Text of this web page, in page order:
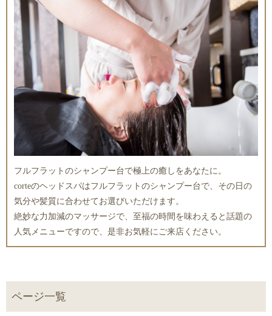
フルフラットのシャンプー台で極上の癒しをあなたに。
corteのヘッドスパはフルフラットのシャンプー台で、その日の
気分や髪質に合わせてお選びいただけます。
絶妙な力加減のマッサージで、至福の時間を味わえると話題の
人気メニューですので、是非お気軽にご来店ください。